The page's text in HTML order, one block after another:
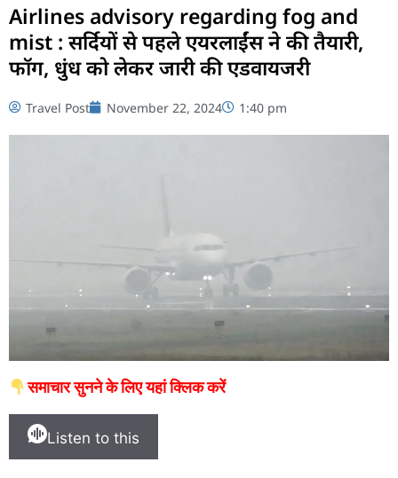
Airlines advisory regarding fog and
mist : सर्दियों से पहले एयरलाईंस ने की तैयारी,
फॉग, धुंध को लेकर जारी की एडवायजरी
Travel Post November 22, 2024 1:40 pm
समाचार सुनने के लिए यहां क्लिक करें
Listen to this